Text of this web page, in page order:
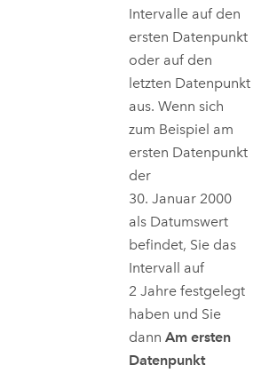
Intervalle auf den
ersten Datenpunkt
oder auf den
letzten Datenpunkt
aus. Wenn sich
zum Beispiel am
ersten Datenpunkt
der
30. Januar 2000
als Datumswert
befindet, Sie das
Intervall auf
2 Jahre festgelegt
haben und Sie
dannAm ersten
Datenpunkt